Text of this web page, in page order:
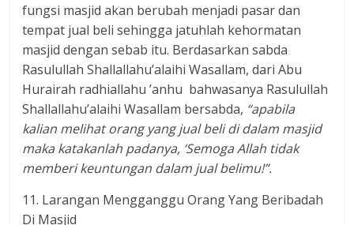
fungsi masjid akan berubah menjadi pasar dan
tempat jual beli sehingga jatuhlah kehormatan
masjid dengan sebab itu. Berdasarkan sabda
Rasulullah Shallallahu’alaihi Wasallam, dari Abu
Hurairah radhiallahu ’anhu bahwasanya Rasulullah
Shallallahu’alaihi Wasallam bersabda, “apabila
kalian melihat orang yang jual beli di dalam masjid
maka katakanlah padanya, ‘Semoga Allah tidak
memberi keuntungan dalam jual belimu!”.
11. Larangan Mengganggu Orang Yang Beribadah
Di Masjid